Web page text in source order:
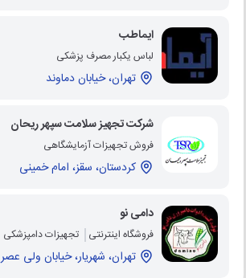
ایماطب
لباس یکبار مصرف پزشکی
تهران، خیابان دماوند
شرکت تجهیز سلامت سپهر ریحان
فروش تجهیزات آزمایشگاهی
کردستان، سقز، امام خمینی
دامی نو
فروشگاه اینترنتی تجهیزات دامپزشکی
تهران، شهریار، خیابان ولی عصر